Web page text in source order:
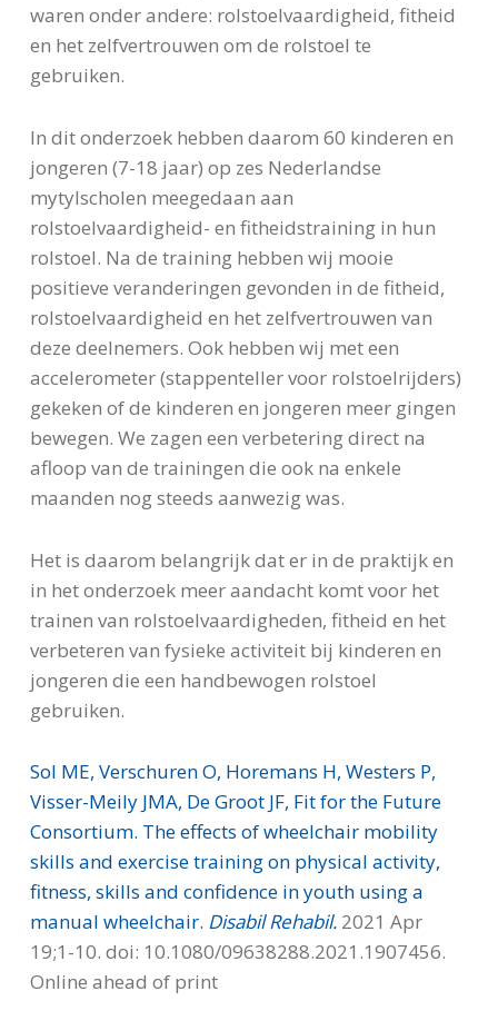
waren onder andere: rolstoelvaardigheid, fitheid
en het zelfvertrouwen om de rolstoel te
gebruiken.
In dit onderzoek hebben daarom 60 kinderen en
jongeren (7-18 jaar) op zes Nederlandse
mytylscholen meegedaan aan
rolstoelvaardigheid- en fitheidstraining in hun
rolstoel. Na de training hebben wij mooie
positieve veranderingen gevonden in de fitheid,
rolstoelvaardigheid en het zelfvertrouwen van
deze deelnemers. Ook hebben wij met een
accelerometer (stappenteller voor rolstoelrijders)
gekeken of de kinderen en jongeren meer gingen
bewegen. We zagen een verbetering direct na
afloop van de trainingen die ook na enkele
maanden nog steeds aanwezig was.
Het is daarom belangrijk dat er in de praktijk en
in het onderzoek meer aandacht komt voor het
trainen van rolstoelvaardigheden, fitheid en het
verbeteren van fysieke activiteit bij kinderen en
jongeren die een handbewogen rolstoel
gebruiken.
Sol ME, Verschuren O, Horemans H, Westers P,
Visser-Meily JMA, De Groot JF, Fit for the Future
Consortium. The effects of wheelchair mobility
skills and exercise training on physical activity,
fitness, skills and confidence in youth using a
manual wheelchair. Disabil Rehabil.2021 Apr
19;1-10. doi: 10.1080/09638288.2021.1907456.
Online ahead of print